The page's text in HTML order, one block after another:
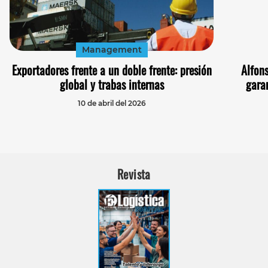
Management
Exportadores frente a un doble frente: presión
global y trabas internas
10 de abril del 2026
Revista